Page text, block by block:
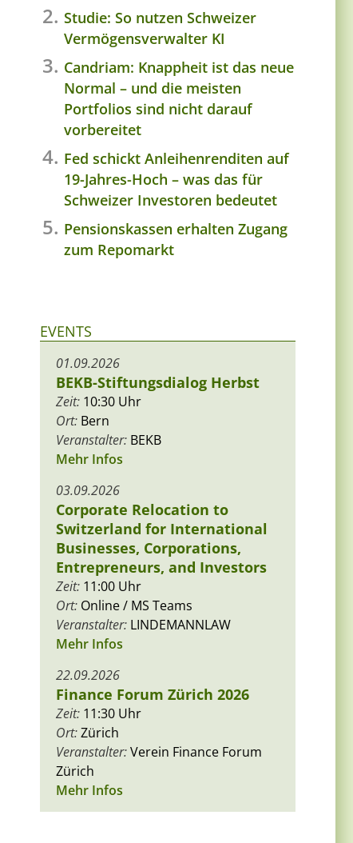
Studie: So nutzen Schweizer
Vermögensverwalter KI
Candriam: Knappheit ist das neue
Normal – und die meisten
Portfolios sind nicht darauf
vorbereitet
Fed schickt Anleihenrenditen auf
19-Jahres-Hoch – was das für
Schweizer Investoren bedeutet
Pensionskassen erhalten Zugang
zum Repomarkt
EVENTS
01.09.2026
BEKB-Stiftungsdialog Herbst
Zeit: 10:30 Uhr
Ort: Bern
Veranstalter: BEKB
Mehr Infos
03.09.2026
Corporate Relocation to
Switzerland for International
Businesses, Corporations,
Entrepreneurs, and Investors
Zeit: 11:00 Uhr
Ort: Online / MS Teams
Veranstalter: LINDEMANNLAW
Mehr Infos
22.09.2026
Finance Forum Zürich 2026
Zeit: 11:30 Uhr
Ort:Zürich
Veranstalter:Verein Finance Forum
Zürich
Mehr Infos